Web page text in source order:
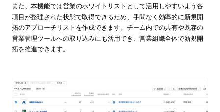
また、本機能では営業のホワイトリストとして活用しやすいよう各
項目が整理された状態で取得できるため、手間なく効率的に新規開
拓のアプローチリストを作成できます。チーム内での共有や既存の
営業管理ツールへの取り込みにも活用でき、営業組織全体で新規開
拓を推進できます。